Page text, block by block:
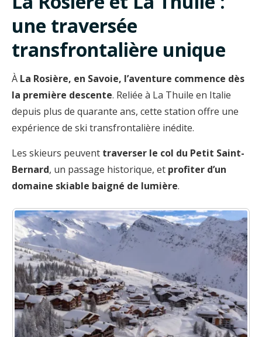
une traversée
transfrontalière unique
À La Rosière, en Savoie, l’aventure commence dès
la première descente. Reliée à La Thuile en Italie
depuis plus de quarante ans, cette station offre une
expérience de ski transfrontalière inédite.
Les skieurs peuvent traverser le col du Petit Saint-
Bernard, un passage historique, et profiter d’un
domaine skiable baigné de lumière.